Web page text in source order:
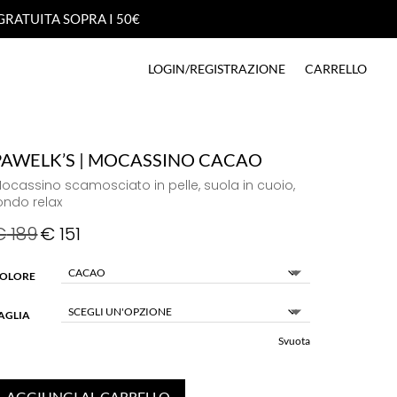
SOPRA I 50€
SOPRA I 50€
LOGIN/REGISTRAZIONE CARRELLO
LOGIN/REGISTRAZIONE CARRELLO
| MOCASSINO CACAO
scamosciato in pelle, suola in cuoio,
relax
189€151
Svuota